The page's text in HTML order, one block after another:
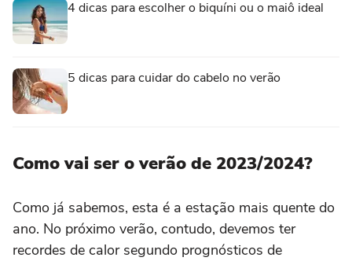
4 dicas para escolher o biquíni ou o maiô ideal
5 dicas para cuidar do cabelo no verão
Como vai ser o verão de 2023/2024?
Como já sabemos, esta é a estação mais quente do
ano. No próximo verão, contudo, devemos ter
recordes de calor segundo prognósticos de